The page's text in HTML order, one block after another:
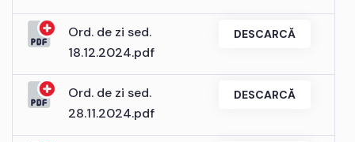
Ord. de zi sed.
18.12.2024.pdf
DESCARCĂ
Ord. de zi sed.
28.11.2024.pdf
DESCARCĂ